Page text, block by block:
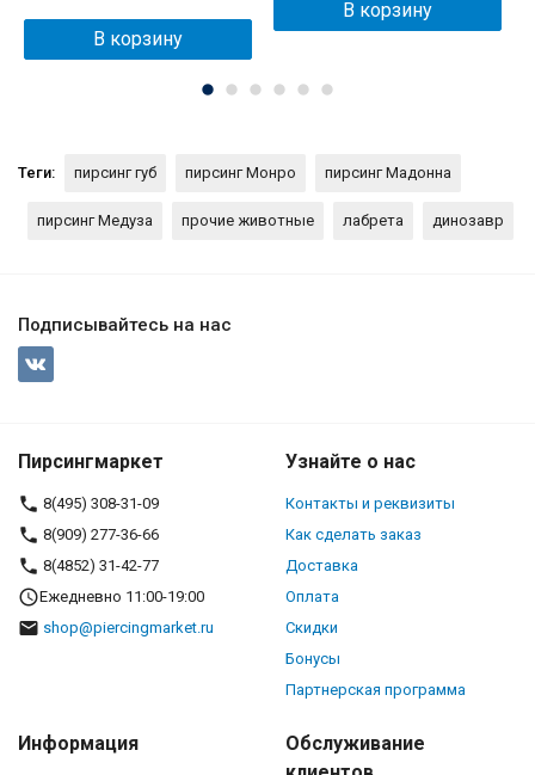
В корзину
В корзину
Теги: пирсинг губ пирсинг Монро пирсинг Мадонна
пирсинг Медуза прочие животные лабрета динозавр
Подписывайтесь на нас
Пирсингмаркет
8(495) 308-31-09
8(909) 277-36-66
8(4852) 31-42-77
Ежедневно 11:00-19:00
shop@piercingmarket.ru
Узнайте о нас
Контакты и реквизиты
Как сделать заказ
Доставка
Оплата
Скидки
Бонусы
Партнерская программа
Информация
Обслуживание